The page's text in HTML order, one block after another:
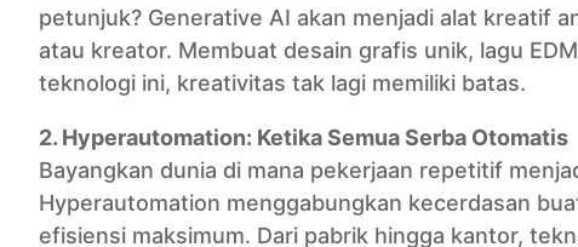
petunjuk? Generative AI akan menjadi alat kreatif
atau kreator. Membuat desain grafis unik, lagu
teknologi ini, kreativitas tak lagi memiliki batas.
2. Hyperautomation: Ketika Semua Serba Otomatis
Bayangkan dunia di mana pekerjaan repetitif
Hyperautomation menggabungkan kecerdasan
efisiensi maksimum. Dari pabrik hingga kantor,